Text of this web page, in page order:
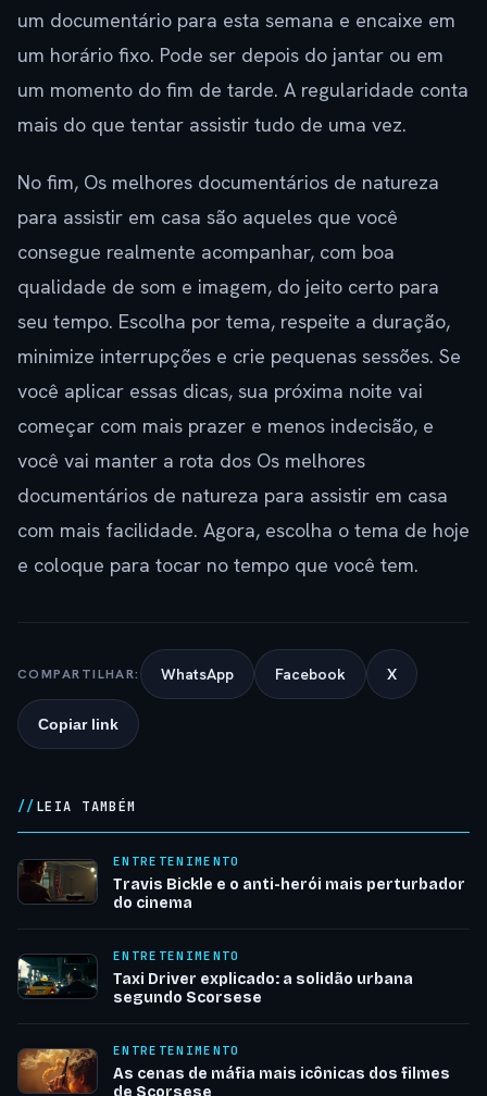
um documentário para esta semana e encaixe em
um horário fixo. Pode ser depois do jantar ou em
um momento do fim de tarde. A regularidade conta
mais do que tentar assistir tudo de uma vez.
No fim, Os melhores documentários de natureza
para assistir em casa são aqueles que você
consegue realmente acompanhar, com boa
qualidade de som e imagem, do jeito certo para
seu tempo. Escolha por tema, respeite a duração,
minimize interrupções e crie pequenas sessões. Se
você aplicar essas dicas, sua próxima noite vai
começar com mais prazer e menos indecisão, e
você vai manter a rota dos Os melhores
documentários de natureza para assistir em casa
com mais facilidade. Agora, escolha o tema de hoje
e coloque para tocar no tempo que você tem.
COMPARTILHAR: WhatsApp Facebook X
Copiar link
LEIA TAMBÉM
ENTRETENIMENTO
Travis Bickle e o anti-herói mais perturbador
do cinema
ENTRETENIMENTO
Taxi Driver explicado: a solidão urbana
segundo Scorsese
ENTRETENIMENTO
As cenas de máfia mais icônicas dos filmes
de Scorsese